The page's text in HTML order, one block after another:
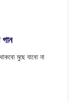
মুছে যাবো না